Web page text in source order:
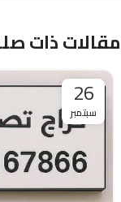
مقالات ذات
26
سبتمبر